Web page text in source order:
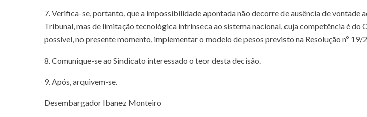
7. Verifica-se, portanto, que a impossibilidade apontada não decorre de ausência de vontade
Tribunal, mas de limitação tecnológica intrínseca ao sistema nacional, cuja competência é do
possível, no presente momento, implementar o modelo de pesos previsto na Resolução nº 19/
8. Comunique-se ao Sindicato interessado o teor desta decisão.
9. Após, arquivem-se.
Desembargador Ibanez Monteiro